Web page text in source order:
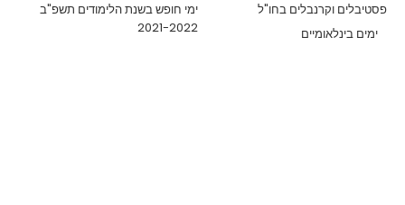
ימי חופש בשנת הלימודים תשפ"ב
2021-2022
פסטיבלים וקרנבלים בחו"ל
ימים בינלאומיים